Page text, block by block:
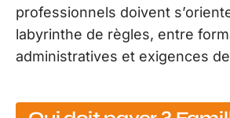
professionnels doivent
labyrinthe de règles, entre
administratives et exigences